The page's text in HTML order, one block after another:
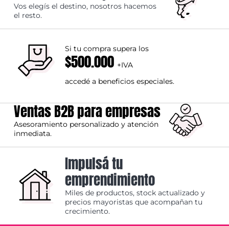
Vos elegís el destino, nosotros hacemos
el resto.
Si tu compra supera los
$500.000 +IVA
accedé a beneficios especiales.
Ventas B2B para empresas
Asesoramiento personalizado y atención
inmediata.
Impulsá tu
emprendimiento
Miles de productos, stock actualizado y
precios mayoristas que acompañan tu
crecimiento.